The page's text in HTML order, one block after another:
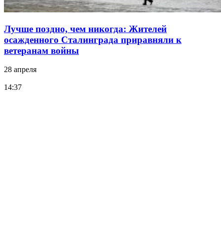
Лучше поздно, чем никогда: Жителей
осажденного Сталинграда приравняли к
ветеранам войны
28 апреля
14:37